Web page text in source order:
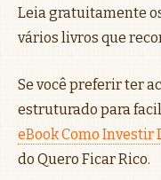
Leia gratuitamente
vários livros que
Se você preferir ter
estruturado para
eBook Como Investir
do Quero Ficar Rico.